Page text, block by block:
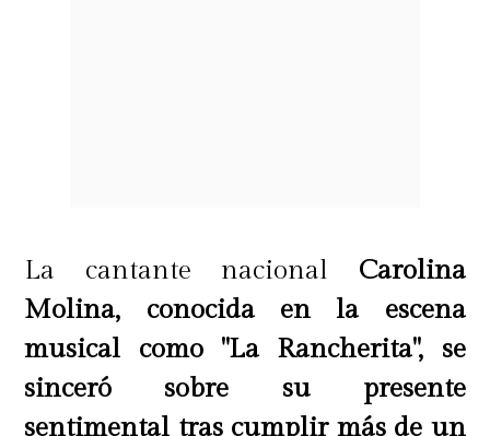
La cantante nacional Carolina
Molina, conocida en la escena
musical como "La Rancherita", se
sinceró sobre su presente
sentimental tras cumplir más de un